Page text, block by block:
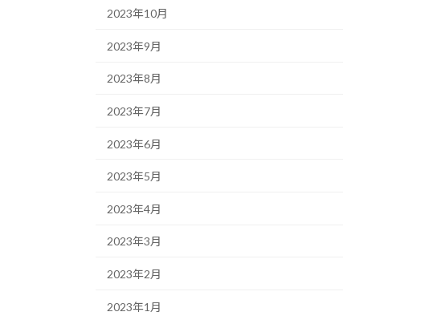
2023年10月
2023年9月
2023年8月
2023年7月
2023年6月
2023年5月
2023年4月
2023年3月
2023年2月
2023年1月